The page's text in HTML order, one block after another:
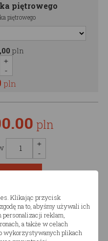
piętrowego
piętrowego
pln
pln
pln
P
Klikając przycisk
na to, abyśmy używali ich
reklam,
a także w celach
wykorzystywanych plikach